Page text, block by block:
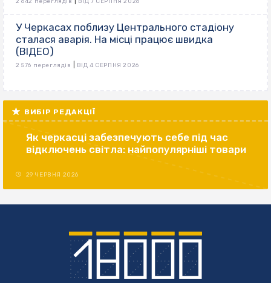
У Черкасах поблизу Центрального стадіону
сталася аварія. На місці працює швидка
(ВІДЕО)
2 576 переглядів ВІД 4 СЕРПНЯ 2026
ВИБІР РЕДАКЦІЇ
Як черкасці забезпечують себе під час
відключень світла: найпопулярніші товари
29 ЧЕРВНЯ 2026